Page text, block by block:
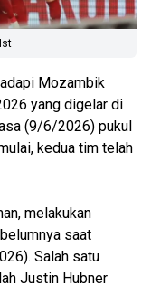
Mozambik
yang digelar di
(9/6/2026) pukul
kedua tim telah
melakukan
saat
Salah satu
Justin Hubner